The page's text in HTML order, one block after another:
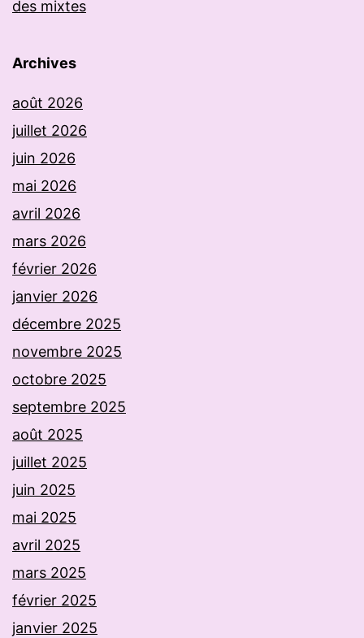
des mixtes
Archives
août 2026
juillet 2026
juin 2026
mai 2026
avril 2026
mars 2026
février 2026
janvier 2026
décembre 2025
novembre 2025
octobre 2025
septembre 2025
août 2025
juillet 2025
juin 2025
mai 2025
avril 2025
mars 2025
février 2025
janvier 2025